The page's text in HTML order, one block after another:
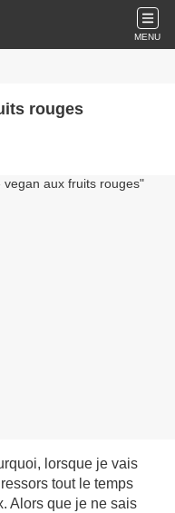
MENU
rouges
lorsque je vais
tout le temps
Alors que je ne sais